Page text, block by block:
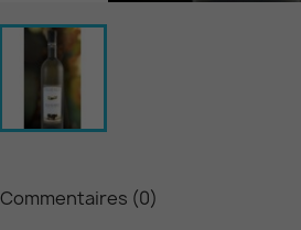
Commentaires (0)